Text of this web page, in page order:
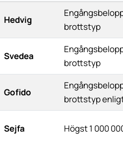
Hedvig
brottstyp
Svedea
brottstyp
Gofido
brottstyp
Sejfa Högst 1 000